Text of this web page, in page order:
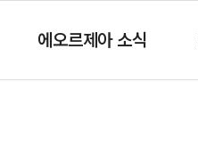
에오르제아 소식